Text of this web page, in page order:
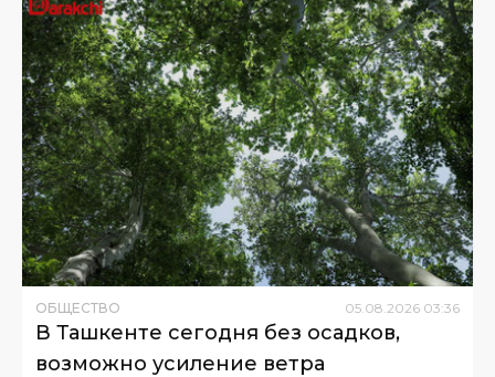
ОБЩЕСТВО 05 08 2026 03:36
В Ташкенте сегодня без осадков,
возможно усиление ветра